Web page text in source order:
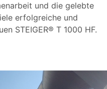
und die gelebte
erfolgreiche und
STEIGER® T 1000 HF.